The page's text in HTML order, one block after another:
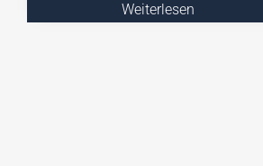
Weiterlesen